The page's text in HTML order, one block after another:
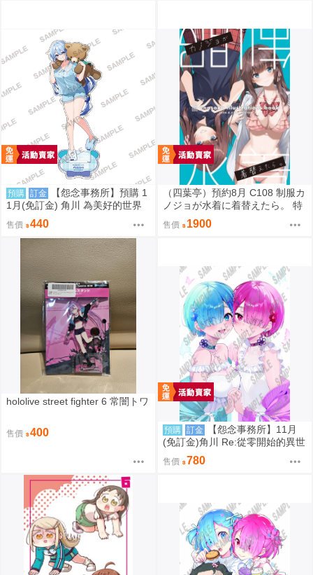
預購 訂金
【怨念事務所】預購 1
1月(免訂金) 角川 為美好的世界
獻上祝福! 阿克婭 誕生祭2026 壓
克力立牌 0822
售價 440
（四葉亭）預約8月 C108 制服カ
ノジョが水着に着替えたら。 特
典：B2掛軸 うなさか
售價 1900
hololive street fighter 6 常闇トワ
售價 400 預購 訂金
【怨念事務所】11月
(免訂金)角川 Re:從零開始的異世
界生活 C108 B2掛軸 水瀬レイ
原畫 拉姆&雷姆 0822
售價 780